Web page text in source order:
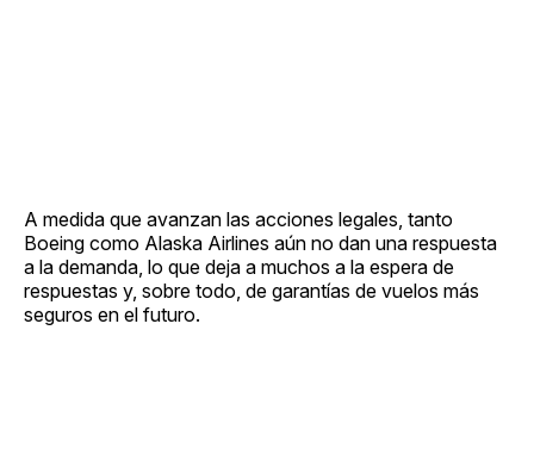
A medida que avanzan las acciones legales, tanto
Boeing como Alaska Airlines aún no dan una respuesta
a la demanda, lo que deja a muchos a la espera de
respuestas y, sobre todo, de garantías de vuelos más
seguros en el futuro.